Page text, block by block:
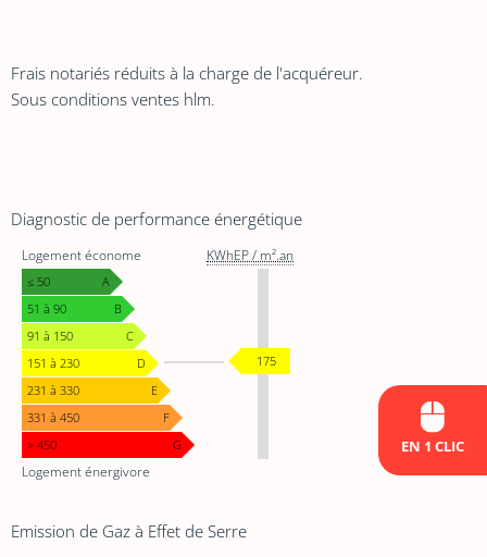
EN 1 CLIC
Frais notariés réduits à la charge de l'acquéreur.
Sous conditions ventes hlm.
Diagnostic de performance énergétique
DE
PERFORMANCE
ÉNERGÉTIQUE
Logement économe KWhEP / m².an
≤ 50
A
51 à 90
B
91 à 150
C
151 à 230
D
231 à 330
E
331 à 450
F
> 450
G
175KWhEP
Logement énergivore
Emission de Gaz à Effet de Serre